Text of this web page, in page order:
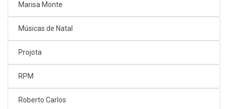
Marisa Monte
Músicas de Natal
Projota
RPM
Roberto Carlos